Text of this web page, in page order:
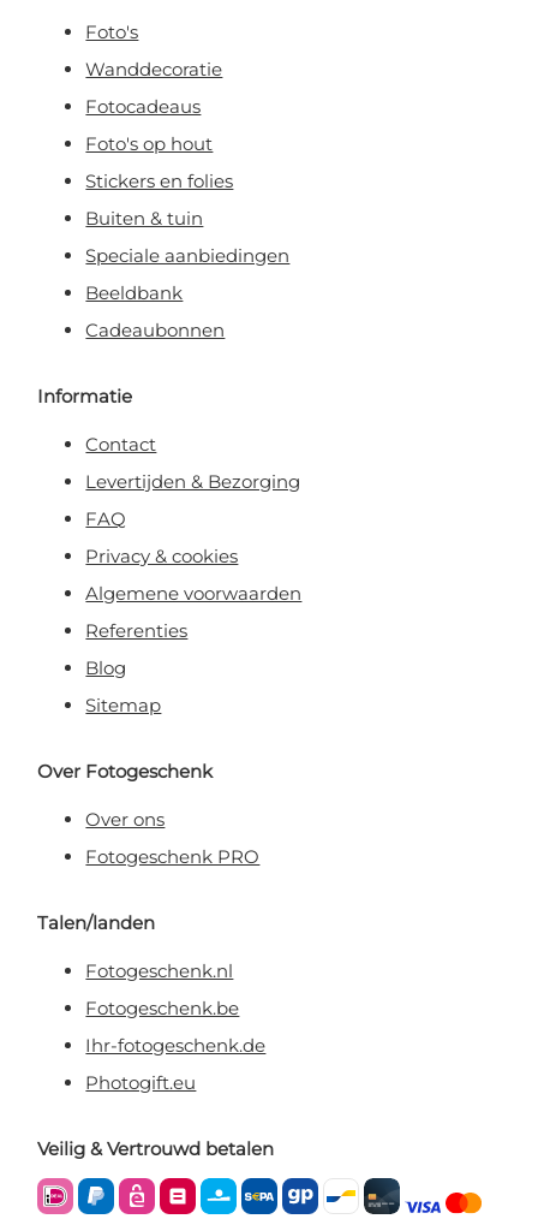
Foto's
Wanddecoratie
Fotocadeaus
Foto's op hout
Stickers en folies
Buiten & tuin
Speciale aanbiedingen
Beeldbank
Cadeaubonnen
Informatie
Contact
Levertijden & Bezorging
FAQ
Privacy & cookies
Algemene voorwaarden
Referenties
Blog
Sitemap
Over Fotogeschenk
Over ons
Fotogeschenk PRO
Talen/landen
Fotogeschenk.nl
Fotogeschenk.be
Ihr-fotogeschenk.de
Photogift.eu
Veilig & Vertrouwd betalen